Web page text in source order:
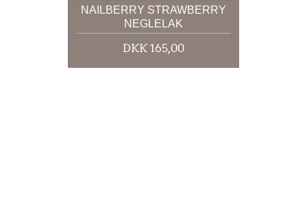
NAILBERRY STRAWBERRY
NEGLELAK
DKK 165,00